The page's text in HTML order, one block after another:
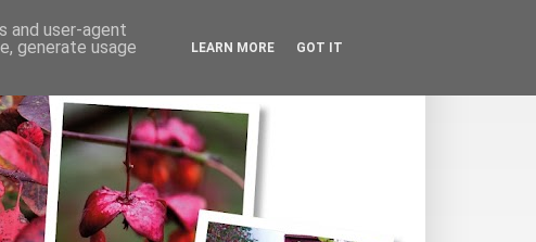
and user-agent
generate usage
LEARN MORE GOT IT